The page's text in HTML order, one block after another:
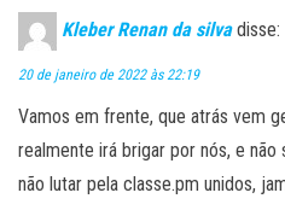
Kleber Renan da silva disse:
20 de janeiro de 2022 às 22:19
Vamos em frente, que atrás vem
realmente irá brigar por nós, e
não lutar pela classe.pm unidos,